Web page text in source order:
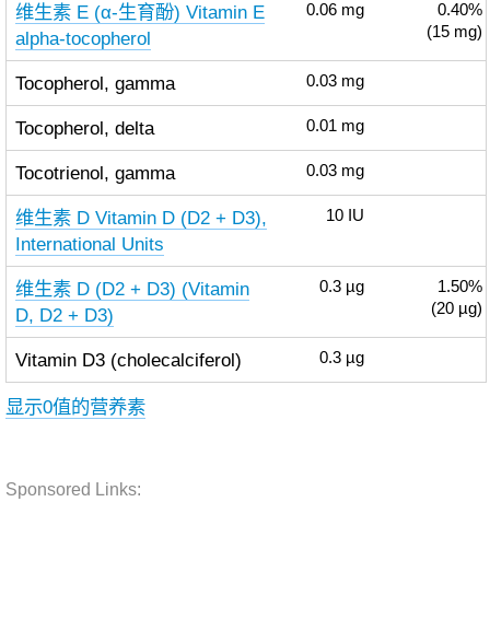
维生素 E (α-生育酚) Vitamin E
alpha-tocopherol
0.06 mg
0.40%
(15 mg)
Tocopherol, gamma 0.03 mg
Tocopherol, delta 0.01 mg
Tocotrienol, gamma 0.03 mg
维生素 D Vitamin D (D2 + D3),
International Units
10 IU
维生素 D (D2 + D3) (Vitamin
D, D2 + D3)
0.3 µg
1.50%
(20 µg)
Vitamin D3 (cholecalciferol) 0.3 µg
显示0值的营养素
Sponsored Links: